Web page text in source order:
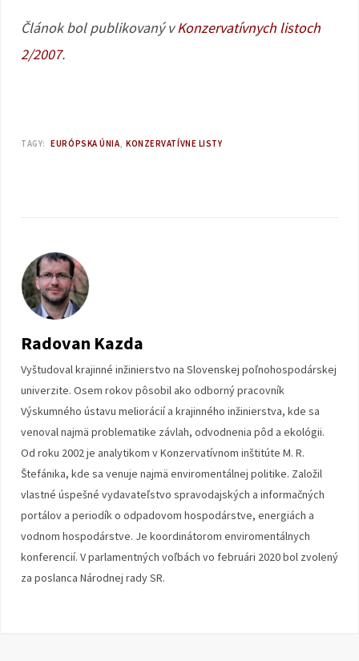
Článok bol publikovaný vKonzervatívnych listoch
2/2007.
TAGY: EURÓPSKA ÚNIA KONZERVATÍVNE LISTY
Radovan Kazda
Vyštudoval krajinné inžinierstvo na Slovenskej poľnohospodárskej
univerzite. Osem rokov pôsobil ako odborný pracovník
Výskumného ústavu meliorácií a krajinného inžinierstva, kde sa
venoval najmä problematike závlah, odvodnenia pôd a ekológii.
Od roku 2002 je analytikom v Konzervatívnom inštitúte M. R.
Štefánika, kde sa venuje najmä enviromentálnej politike. Založil
vlastné úspešné vydavateľstvo spravodajských a informačných
portálov a periodík o odpadovom hospodárstve, energiách a
vodnom hospodárstve. Je koordinátorom enviromentálnych
konferencií. V parlamentných voľbách vo februári 2020 bol zvolený
za poslanca Národnej rady SR.